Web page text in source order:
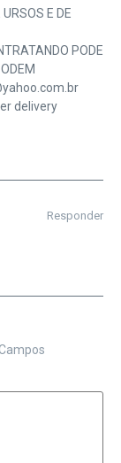
E DE
PODE
delivery
Responder